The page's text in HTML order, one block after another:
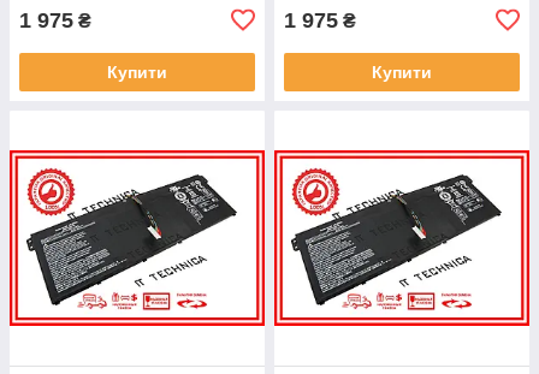
1 975 ₴
Купити
1 975 ₴
Купити